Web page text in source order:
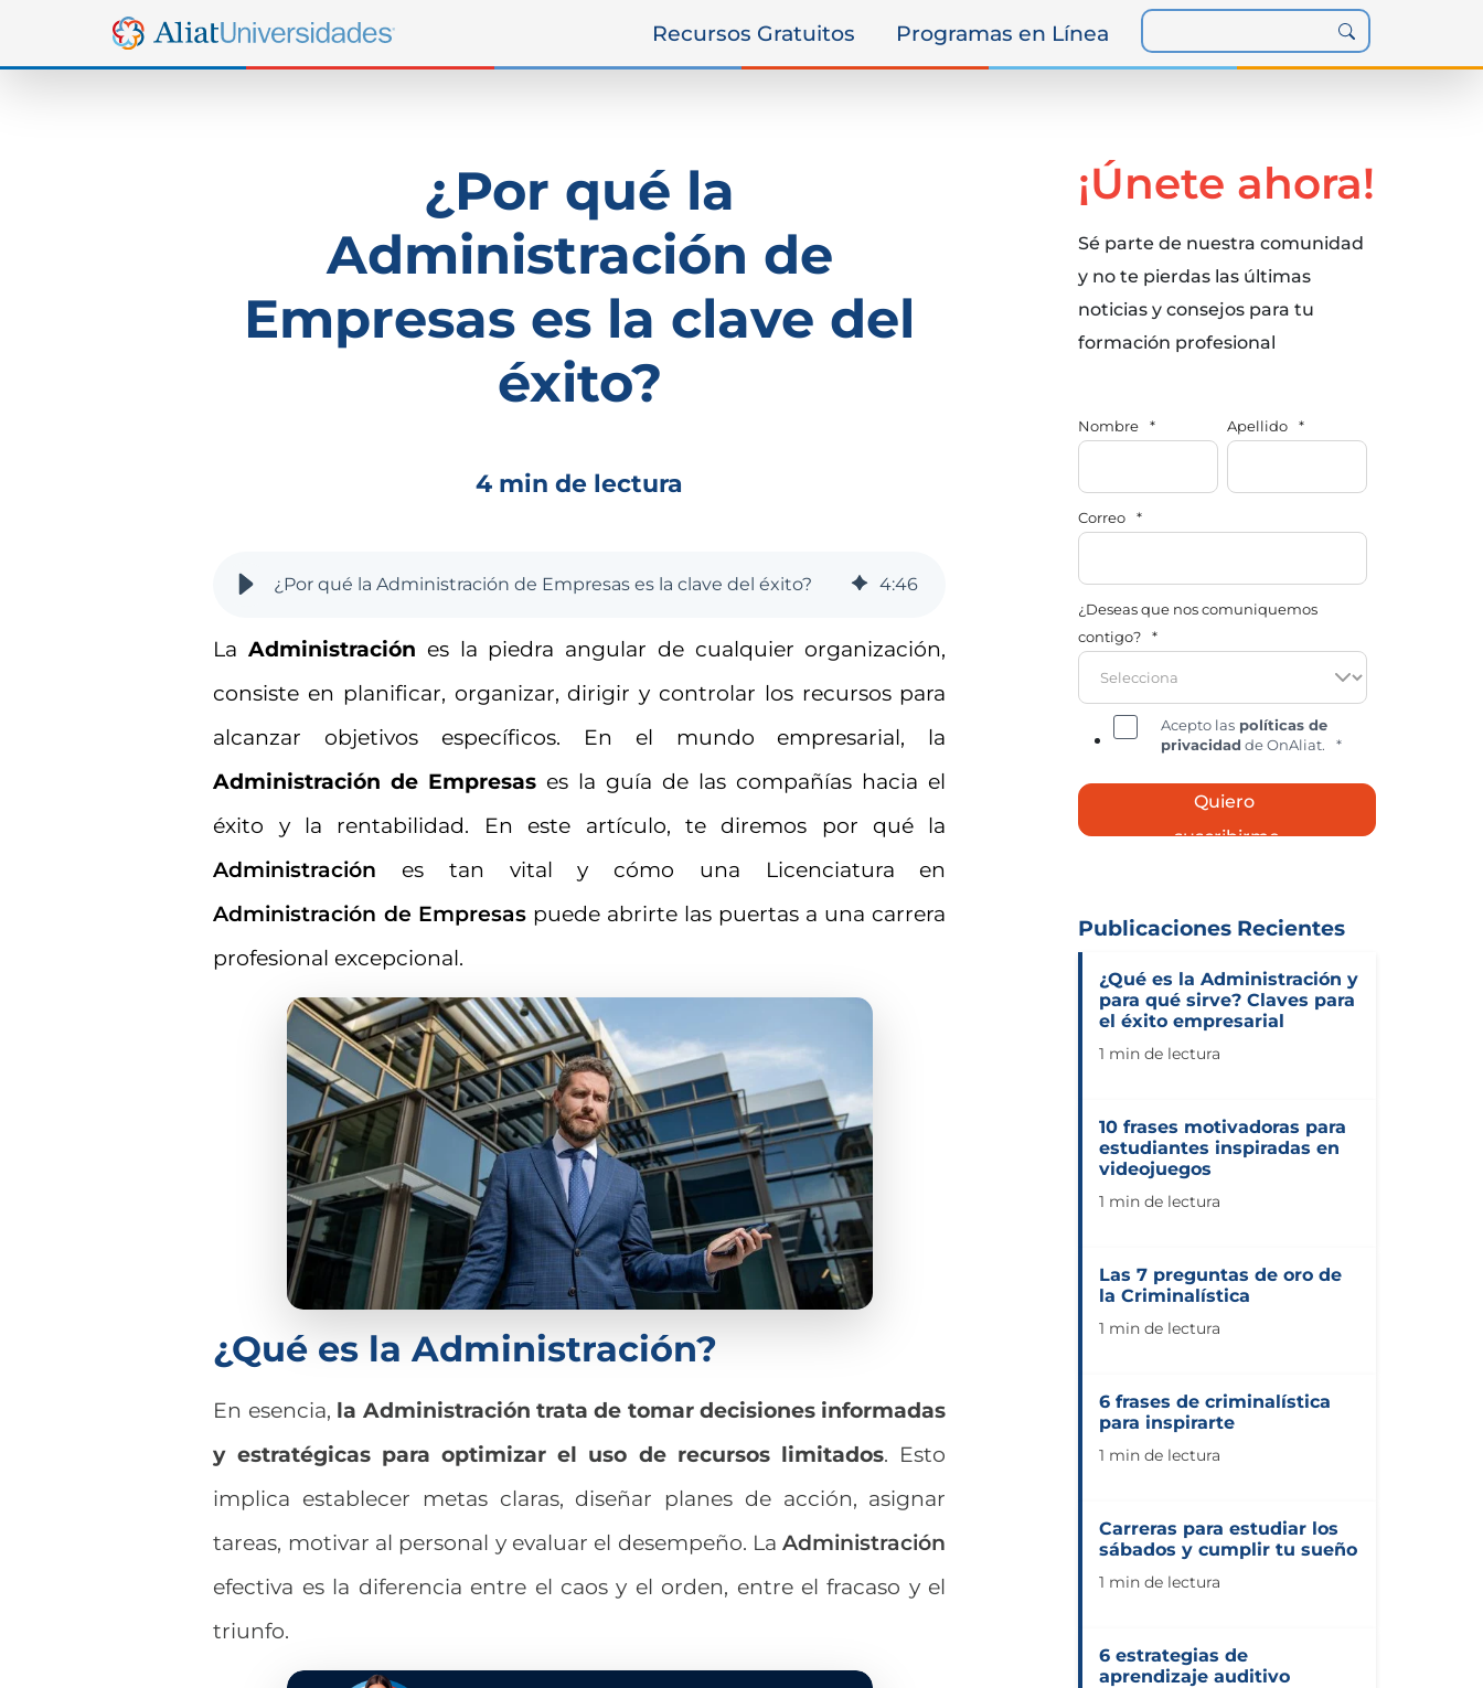
Recursos Gratuitos Programas en Línea
¿Por qué la
Administración de
Empresas es la clave del
éxito?
4 min de lectura
¿Por qué la Administración de Empresas es la clave del éxito? 4:46
La Administración es la piedra angular de cualquier organización,
consiste en planificar, organizar, dirigir y controlar los recursos para
alcanzar objetivos específicos. En el mundo empresarial, la
Administración de Empresas es la guía de las compañías hacia el
éxito y la rentabilidad. En este artículo, te diremos por qué la
Administración es tan vital y cómo una Licenciatura en
Administración de Empresaspuede abrirte las puertas a una carrera
profesional excepcional.
¿Qué es la Administración?
En esencia, la Administración trata de tomar decisiones informadas
y estratégicas para optimizar el uso de recursos limitados. Esto
implica establecer metas claras, diseñar planes de acción, asignar
tareas, motivar al personal y evaluar el desempeño. LaAdministración
efectiva es la diferencia entre el caos y el orden, entre el fracaso y el
triunfo.
¡Únete ahora!
Sé parte de nuestra comunidad
y no te pierdas las últimas
noticias y consejos para tu
formación profesional
Nombre * Apellido *
Correo *
¿Deseas que nos comuniquemos
contigo?
*
Acepto las políticas de
privacidad de OnAliat. *
Publicaciones Recientes
¿Qué es la Administración y
para qué sirve? Claves para
el éxito empresarial
1 min de lectura
10 frases motivadoras para
estudiantes inspiradas en
videojuegos
1 min de lectura
Las 7 preguntas de oro de
la Criminalística
1 min de lectura
6 frases de criminalística
para inspirarte
1 min de lectura
Carreras para estudiar los
sábados y cumplir tu sueño
1 min de lectura
6 estrategias de
aprendizaje auditivo